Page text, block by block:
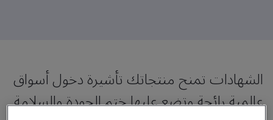
الشهادات تمنح منتجاتك تأشيرة دخول أسواق
عالمية رائجة وتضع عليها ختم الجودة والسلامة.